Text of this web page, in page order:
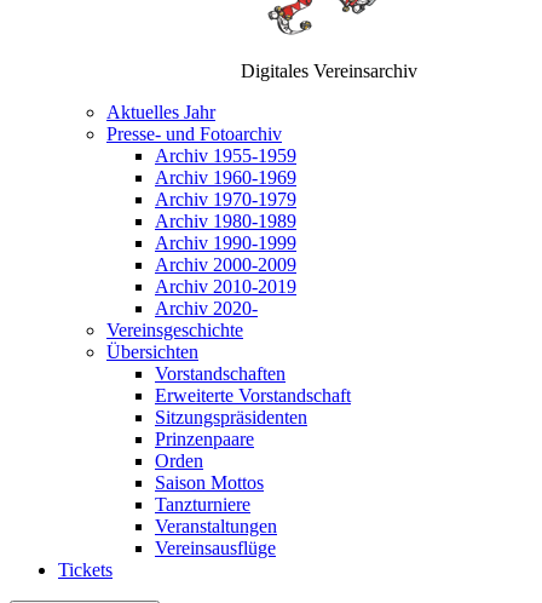
Digitales Vereinsarchiv
Aktuelles Jahr
Presse- und Fotoarchiv
Archiv 1955-1959
Archiv 1960-1969
Archiv 1970-1979
Archiv 1980-1989
Archiv 1990-1999
Archiv 2000-2009
Archiv 2010-2019
Archiv 2020-
Vereinsgeschichte
Übersichten
Vorstandschaften
Erweiterte Vorstandschaft
Sitzungspräsidenten
Prinzenpaare
Orden
Saison Mottos
Tanzturniere
Veranstaltungen
Vereinsausflüge
Tickets